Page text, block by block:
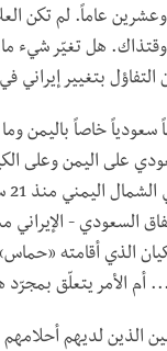
وعشرين عاماً. لم تكن
هل تغيّر شيء
بتغيير إيراني
سعودياً خاصاً باليمن
على اليمن وعلى
السعودي - الإيراني
الذي أقامته
الذين لديهم